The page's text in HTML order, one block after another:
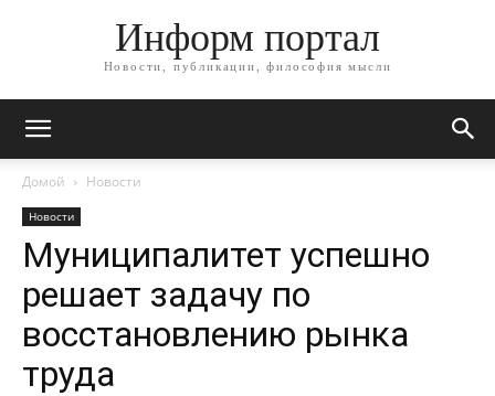
Информ портал
Новости, публикации, философия мысли
Домой Новости
Новости
Муниципалитет успешно
решает задачу по
восстановлению рынка
труда